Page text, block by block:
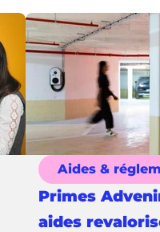
Aides &
Primes
aides